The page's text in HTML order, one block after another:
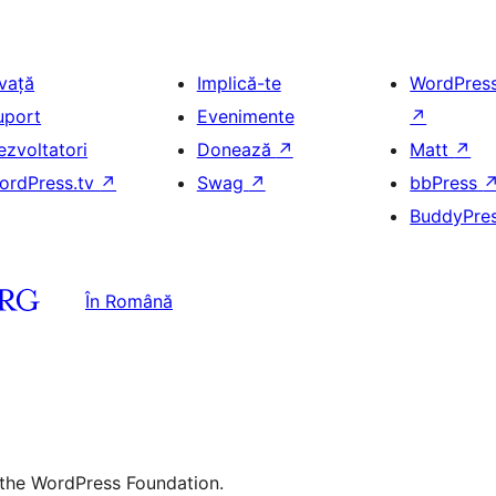
↗
Implică-te
Evenimente
Donează ↗
Swag ↗
↗
Matt ↗
bbPress ↗
În Română
WordPress Foundation.